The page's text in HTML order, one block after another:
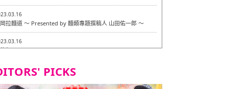
拉麵道 〜 Presented by 麵類專題撰稿人 山田佑一郎 〜
軒
博多總店 〜 嚴格素食主義・素食主義者的菜單試
吃之旅 in 福岡市！ 〜
PICKS